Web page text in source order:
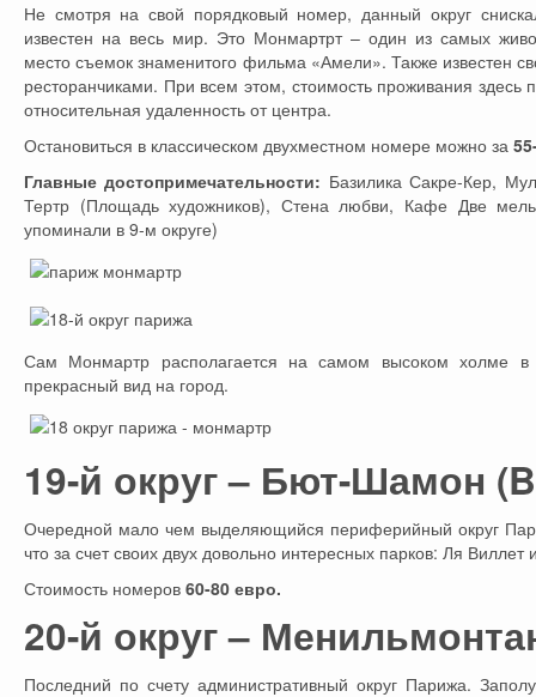
Не смотря на свой порядковый номер, данный округ
известен на весь мир. Это Монмартрт – один из самых
место съемок знаменитого фильма «Амели». Также известен
ресторанчиками. При всем этом, стоимость проживания здесь
относительная удаленность от центра.
Остановиться в классическом двухместном номере можно за
Главные достопримечательности: Базилика Сакре-Кер,
Тертр (Площадь художников), Стена любви, Кафе Две
упоминали в 9-м округе)
Сам Монмартр располагается на самом высоком холме в
прекрасный вид на город.
19-й округ – Бют-Шамон
Очередной мало чем выделяющийся периферийный округ
что за счет своих двух довольно интересных парков: Ля
Стоимость номеров 60-80 евро.
20-й округ –
Последний по счету административный округ Парижа.